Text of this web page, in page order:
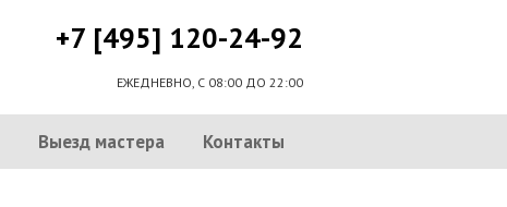
+7 [495] 120-24-92
ЕЖЕДНЕВНО, С 08:00 ДО 22:00
Выезд мастера Контакты